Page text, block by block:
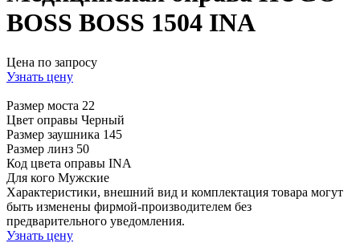
BOSS BOSS 1504 INA
Цена по запросу
Узнать цену
Размер моста 22
Цвет оправы Черный
Размер заушника 145
Размер линз 50
Код цвета оправы INA
Для кого Мужские
Характеристики, внешний вид и комплектация товара могут
быть изменены фирмой-производителем без
предварительного уведомления.
Узнать цену